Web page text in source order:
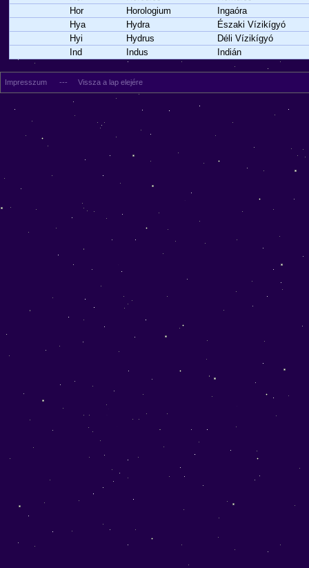
Hor
Horologium
Ingaóra
Hya
Hydra
Északi Vízikígyó
Hyi
Hydrus
Déli Vízikígyó
Ind
Indus Indián
Impresszum --- Vissza a lap elejére